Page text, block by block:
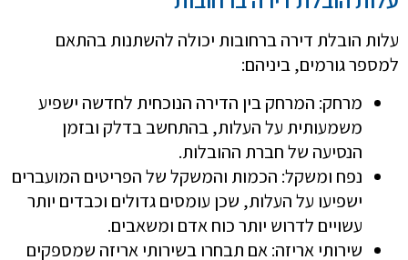
עלות הובלת דירה ברחובות יכולה להשתנות בהתאם
למספר גורמים, ביניהם:
מרחק: המרחק בין הדירה הנוכחית לחדשה ישפיע
משמעותית על העלות, בהתחשב בדלק ובזמן
הנסיעה של חברת ההובלות.
נפח ומשקל: הכמות והמשקל של הפריטים המועברים
ישפיעו על העלות, שכן עומסים גדולים וכבדים יותר
עשויים לדרוש יותר כוח אדם ומשאבים.
שירותי אריזה: אם תבחרו בשירותי אריזה שמספקים